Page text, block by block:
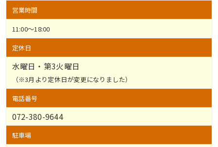
営業時間
11:00～18:00
定休日
水曜日・第3火曜日
（※3月より定休日が変更になりました）
電話番号
072-380-9644
駐車場